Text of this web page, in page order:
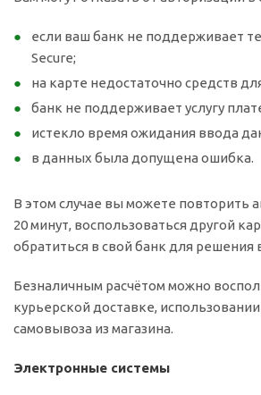
если ваш банк не поддерживает
Secure;
на карте недостаточно средств
банк не поддерживает услугу
истекло время ожидания ввода
в данных была допущена ошибка.
В этом случае вы можете повторить
20 минут, воспользоваться другой
обратиться в свой банк для решения
Безналичным расчётом можно
курьерской доставке,
самовывоза из магазина.
Электронные системы